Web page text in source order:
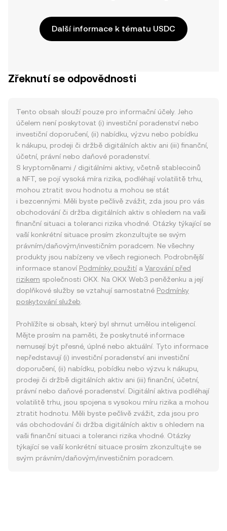
Další informace k tématu USDC
Zřeknutí se odpovědnosti
Tento obsah slouží pouze pro informační účely. Jeho
účelem není poskytovat (i) investiční poradenství nebo
investiční doporučení, (ii) nabídku, výzvu nebo pobídku
k nákupu, prodeji či držbě digitálních aktiv ani (iii) finanční,
účetní, právní nebo daňové poradenství.
S kryptoměnami / digitálními aktivy, včetně stablecoinů
a NFT, se pojí vysoká míra rizika, podléhají volatilitě trhu,
mohou ztratit svou hodnotu a mohou se stát
i bezcennými. Měli byste pečlivě zvážit, zda jsou pro vás
obchodování či držba digitálních aktiv s ohledem na vaši
finanční situaci a toleranci rizika vhodné. Otázky týkající se
vaší konkrétní situace prosím zkonzultujte se svým
právním/daňovým/investičním poradcem. Ne všechny
produkty jsou nabízeny ve všech regionech. Podrobnější
informace stanoví Podmínky použitía Varování před
rizikem společnosti OKX. Na OKX Web3 peněženku a její
doplňkové služby se vztahují samostatné Podmínky
poskytování služeb
Prohlížíte si obsah, který byl shrnut umělou inteligencí.
Mějte prosím na paměti, že poskytnuté informace
nemusejí být přesné, úplné nebo aktuální. Tyto informace
nepředstavují (i) investiční poradenství ani investiční
doporučení, (ii) nabídku, pobídku nebo výzvu k nákupu,
prodeji či držbě digitálních aktiv ani (iii) finanční, účetní,
právní nebo daňové poradenství. Digitální aktiva podléhají
volatilitě trhu, jsou spojena s vysokou míru rizika a mohou
ztratit hodnotu. Měli byste pečlivě zvážit, zda jsou pro
vás obchodování či držba digitálních aktiv s ohledem na
vaši finanční situaci a toleranci rizika vhodné. Otázky
týkající se vaší konkrétní situace prosím zkonzultujte se
svým právním/daňovým/investičním poradcem.